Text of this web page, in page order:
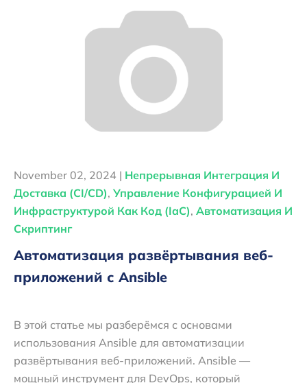
November 02, 2024 | Непрерывная Интеграция И
Доставка (CI/CD), Управление Конфигурацией И
Инфраструктурой Как Код (IaC), Автоматизация И
Скриптинг
Автоматизация развёртывания веб-
приложений с Ansible
В этой статье мы разберёмся с основами
использования Ansible для автоматизации
развёртывания веб-приложений. Ansible —
мощный инструмент для DevOps, который